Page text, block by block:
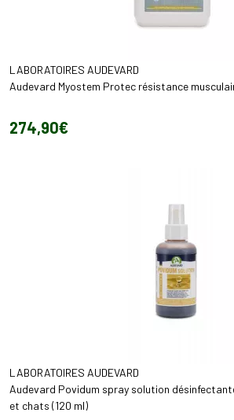
LABORATOIRES AUDEVARD
Audevard Myostem Protec résistance
274,90€
LABORATOIRES AUDEVARD
Audevard Povidum spray solution
et chats (120 ml)